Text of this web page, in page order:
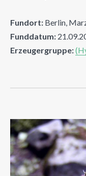
Fundort: Berlin,
Funddatum:
Erzeugergruppe: